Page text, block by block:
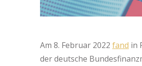
Am 8. Februar 2022 fand in
der deutsche